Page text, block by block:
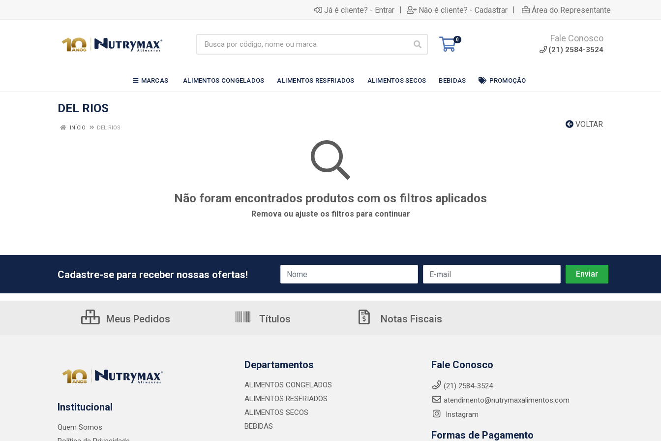
Já é cliente? - Entrar | Não é cliente? - Cadastrar | Área do Representante
0 Fale Conosco
(21) 2584-3524
MARCAS ALIMENTOS CONGELADOS ALIMENTOS RESFRIADOS ALIMENTOS SECOS BEBIDAS PROMOÇÃO
DEL RIOS
VOLTAR
INÍCIO DEL RIOS
Não foram encontrados produtos com os filtros aplicados
Remova ou ajuste os filtros para continuar
Cadastre-se para receber nossas ofertas!
Meus Pedidos Títulos Notas Fiscais
Institucional
Quem Somos
Departamentos
ALIMENTOS CONGELADOS
ALIMENTOS RESFRIADOS
ALIMENTOS SECOS
BEBIDAS
Fale Conosco
(21) 2584-3524
atendimento@nutrymaxalimentos.com
Instagram
Formas de Pagamento